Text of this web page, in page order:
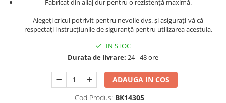
Pompe Combustibil
Prelungitoare
Scule Pneumatice
Fabricat din aliaj dur pentru o rezistență maximă.
Alegeți cricul potrivit pentru nevoile dvs. și asigurați-vă că
respectați instrucțiunile de siguranță pentru utilizarea acestuia.
IN STOC
Durata de livrare: 24 - 48 ore
ADAUGA IN COS
Cod Produs: BK14305